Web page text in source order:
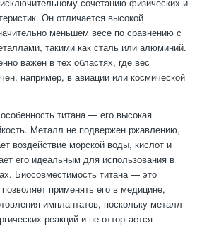
Он отличается высокой
меньшем весе по сравнению с
такими как сталь или алюминий.
важен в тех областях, где вес
например, в авиации или космической
титана — его высокая
Металл не подвержен ржавлению,
воздействие морской воды, кислот и
его идеальным для использования в
Биосовместимость титана — это
применять его в медицине,
имплантатов, поскольку металл
реакций и не отторгается